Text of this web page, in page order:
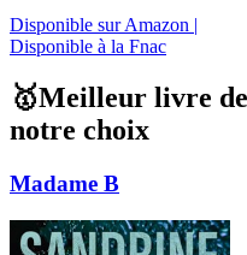
Disponible sur Amazon |
Disponible à la Fnac
🥇Meilleur livre
notre choix
Madame B